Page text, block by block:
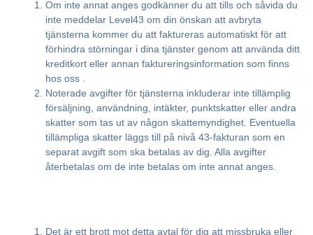
Om inte annat anges godkänner du att tills och såvida du
inte meddelar Level43 om din önskan att avbryta
tjänsterna kommer du att faktureras automatiskt för att
förhindra störningar i dina tjänster genom att använda ditt
kreditkort eller annan faktureringsinformation som finns
hos oss .
Noterade avgifter för tjänsterna inkluderar inte tillämplig
försäljning, användning, intäkter, punktskatter eller andra
skatter som tas ut av någon skattemyndighet. Eventuella
tillämpliga skatter läggs till på nivå 43-fakturan som en
separat avgift som ska betalas av dig. Alla avgifter
återbetalas om de inte betalas om inte annat anges.
Det är ett brott mot detta avtal för dig att missbruka eller